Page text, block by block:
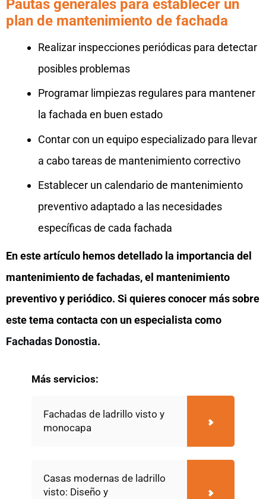
Pautas generales para establecer un
plan de mantenimiento de fachada
Realizar inspecciones periódicas para detectar
posibles problemas
Programar limpiezas regulares para mantener
la fachada en buen estado
Contar con un equipo especializado para llevar
a cabo tareas de mantenimiento correctivo
Establecer un calendario de mantenimiento
preventivo adaptado a las necesidades
específicas de cada fachada
En este artículo hemos detellado la importancia del
mantenimiento de fachadas, el mantenimiento
preventivo y periódico. Si quieres conocer más sobre
este tema contacta con un especialista como
Fachadas Donostia.
Más servicios:
Fachadas de ladrillo visto y
monocapa
Casas modernas de ladrillo
visto: Diseño y